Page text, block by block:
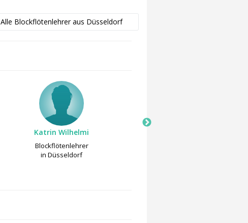
Alle Blockflötenlehrer aus Düsseldorf
Katrin Wilhelmi
Blockflötenlehrer
in Düsseldorf